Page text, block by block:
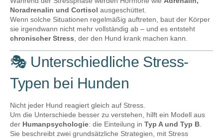
Noradrenalin und Cortisol ausgeschüttet.
Wenn solche Situationen regelmäßig auftreten, baut der Körper
sie irgendwann nicht mehr vollständig ab – und es entsteht
chronischer Stress , der den Hund krank machen kann.
🎭 Unterschiedliche Stress-
Typen bei Hunden
Nicht jeder Hund reagiert gleich auf Stress.
Um die Unterschiede besser zu verstehen, hilft ein Modell aus
der Humanpsychologie: die Einteilung in Typ A und Typ B
Sie beschreibt zwei grundsätzliche Strategien, mit Stress